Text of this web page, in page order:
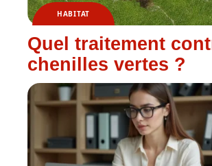
HABITAT
Quel traitement
chenilles vertes ?